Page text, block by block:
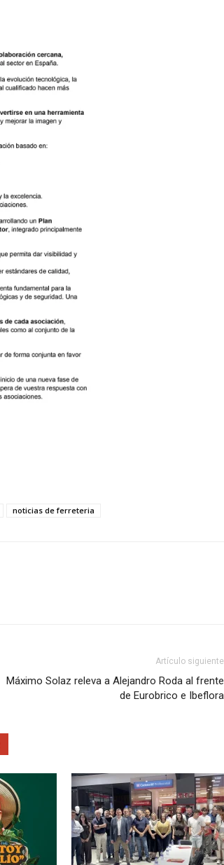
noticias de ferreteria
Artículo siguiente
Máximo Solaz releva a Alejandro Roda al frente
de Eurobrico e Ibeflora